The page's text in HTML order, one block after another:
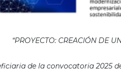
“PROYECTO: CREACIÓN DE
de la convocatoria